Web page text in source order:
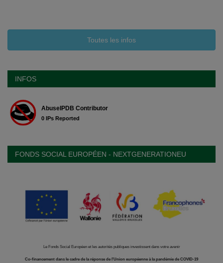
Toutes les infos
INFOS
FONDS SOCIAL EUROPÉEN - NEXTGENERATIONEU
Le Fonds Social Européen et les autorités publiques investissent dans votre avenir
Co-financement dans le cadre de la réponse de l'Union européenne à la pandémie de COVID-19